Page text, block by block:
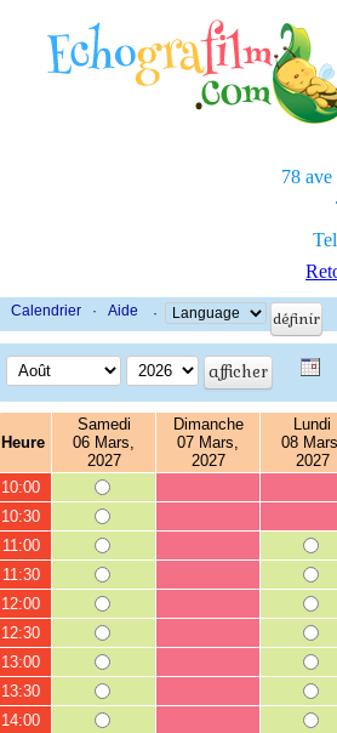
78 ave
Calendrier · Aide ·
Heure
Samedi
06 Mars,
2027
Dimanche
07 Mars,
2027
Lundi
08
2027
10:00
10:30
11:00
11:30
12:00
12:30
13:00
13:30
14:00